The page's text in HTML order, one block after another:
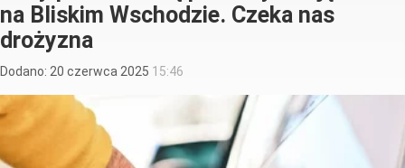
na Bliskim Wschodzie. Czeka nas
drożyzna
Dodano: 20 czerwca 2025 15:46